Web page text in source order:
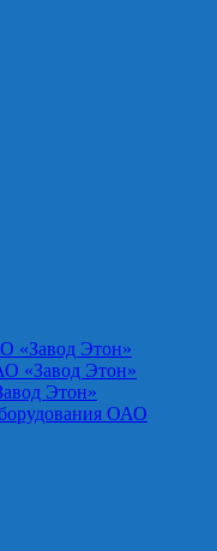
«Завод Этон»
«Завод Этон»
Этон»
ОАО